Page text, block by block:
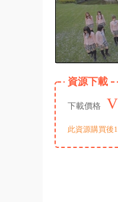
資源下載
下載價格
此資源購買後